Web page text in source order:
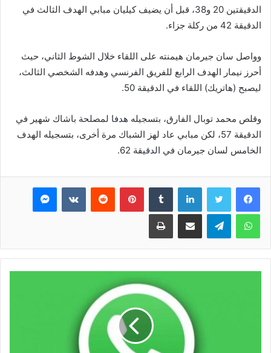
الدقيقتين 20 و38، قبل أن يضيف كيليان مبابي الهدف الثالث في
الدقيقة 42 من ركلة جزاء.
وواصل سان جيرمان هيمنته على اللقاء خلال الشوط الثاني، حيث
أحرز نيمار الهدف الرابع للفريق الفرنسي وهدفه الشخصي الثالث،
ليصبح (هاتريك) اللقاء في الدقيقة 50.
وقلص محمد توبال الفارق، بتسجيله هدفا لمصلحة باشاك شهير في
الدقيقة 57، لكن مبابي عاد لهز الشباك مرة أخرى، بتسجيله الهدف
الخامس لسان جيرمان في الدقيقة 62.
فيسبوك تويتر لينكدإن بينتيريست ماسنجر
واتساب تيلقرام مشاركة عبر البريد طباعة